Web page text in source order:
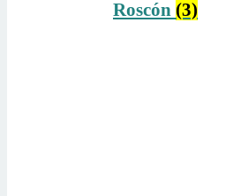
Roscón (3)